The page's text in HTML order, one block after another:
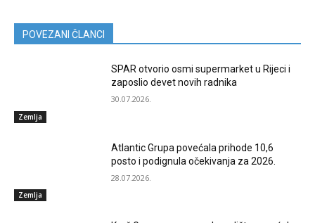
POVEZANI ČLANCI
Zemlja
SPAR otvorio osmi supermarket u Rijeci i
zaposlio devet novih radnika
30.07.2026.
Zemlja
Atlantic Grupa povećala prihode 10,6
posto i podignula očekivanja za 2026.
28.07.2026.